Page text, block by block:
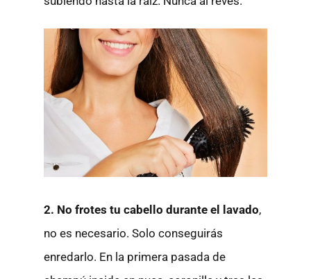
2. No frotes tu cabello durante el lavado,
no es necesario. Solo conseguirás
enredarlo. En la primera pasada de